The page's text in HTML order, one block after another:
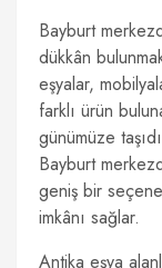
Bayburt
dükkân
eşyalar,
farklı ürün
günümüze
Bayburt
geniş bir
imkânı sağlar.
Antika eşya